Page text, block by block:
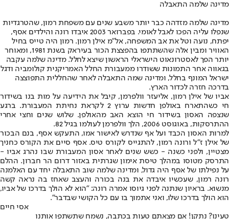
מדינה שלמה התאבלה
מדינה שלמה מזדהה כבר יותר משבע שנים עם משפחת רמון, שהטרגדיות
שנפלו עליה הפכו לאבל לאומי. בפברואר 2003 איבדו רונה והילדים אסף,
יפתח, נועה וטל את אב המשפחה, אל"מ אילן רמון. רמון היה טייס בחיל
האוויר ומבין אלה שהשתתפו בהפצצת הכור בעיראק בשנת 1981, ומאוחר
יותר הפך לאסטרונאוט הישראלי הראשון שיצא לחלל. מדינה שלמה עקבה
בגאווה אחר התמונות ששודרו ממעבורת החלל האמריקנית קולומביה ודגל
ישראל המונף בחלל, ומדינה שמה התאבלה לאחר שהחללית התפוצצה
בדרכה חזרה לכדור הארץ.
אביו של אילן רמון, אליעזר וולפרמן, קיבל את הידיעה על מות בנו בשידור
חי כשהתארח באולפן חדשות ערוץ 2 לקראת נחיתת המעבורת. ברגע
שנצפה האסון בשידור חי הוצא האב מהאולפן. שלוש שנים וחצי אחרי
ההתרסקות, באוגוסט 2006, הלך וולפרמן לעולמו בגיל 82.
למרות האסון הכבד ועל אף שנדרש לאישור אמו, התעקש אסף, בנם הבכור
של אילן ז"ל ורונה רמון, להתגייס לקורס טיס. אסף סיים את הקורס כחניך
מצטיין, ולפני כשנה - כשש שנים לאחר אסון המעבורת שבו נהרג אביו -
התרסק מטוסו במהלך טיסת אימון שגרתית באזור דרום הר חברון. ההלם
על נפילתו של אסף היה גדול, ומדינה שלמה שוב התאבלה יחד עם האלמנה
רונה רמון, שעכשיו איבדה את בנה בכורה והעצב שאחז בה נראה קשה
מנשוא. בראיון שנתנה לפני גיוסו אמרה רונה: "הוא לא הולך בדרכו של אביו,
הוא הולך בדרכו שלו, ואני אתמוך בו עם כל הקושי שבדבר".
אסי חיים
טעינו? נתקן! אם מצאתם טעות בכתבה, נשמח שתשתפו אותנו